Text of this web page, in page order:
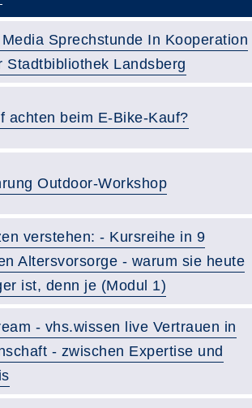
Sprechstunde In Kooperation
Stadtbibliothek Landsberg
achten beim E-Bike-Kauf?
Outdoor-Workshop
verstehen: - Kursreihe in 9
Altersvorsorge - warum sie heute
ist, denn je (Modul 1)
- vhs.wissen live Vertrauen in
- zwischen Expertise und